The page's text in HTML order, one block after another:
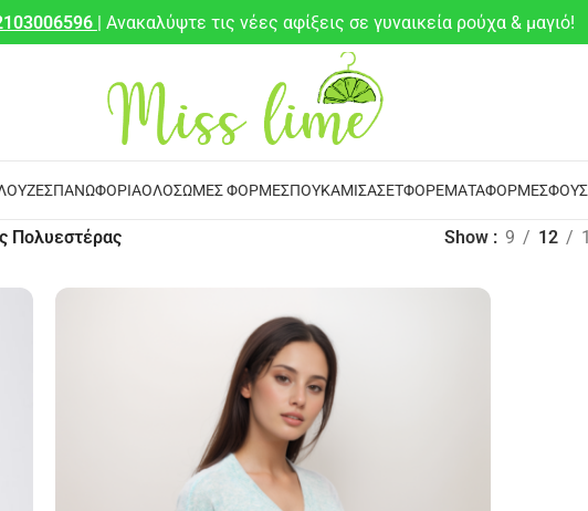
| Ανακαλύψτε τις νέες αφίξεις σε γυναικεία ρούχα & μαγιό!
ΠΑΝΩΦΌΡΙΑΟΛΌΣΩΜΕΣ ΦΌΡΜΕΣΠΟΥΚΆΜΙΣΑΣΕΤΦΟΡΈΜΑΤΑΦΌΡΜΕΣ
Πολυεστέρας Show 9 12